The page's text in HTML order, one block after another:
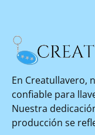
En Creatullavero,
confiable para
Nuestra
producción se